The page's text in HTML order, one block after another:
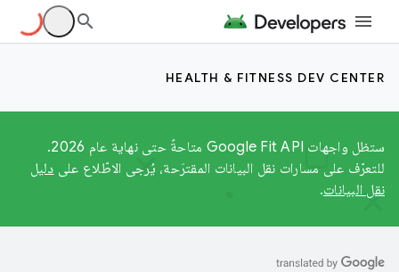
HEALTH & FITNESS DEV CENTER
ستظل واجهات Google Fit API متاحةً حتى نهاية عام 2026.
للتعرّف على مسارات نقل البيانات المقترَحة، يُرجى الاطّلاع على دليل
نقل البيانات.